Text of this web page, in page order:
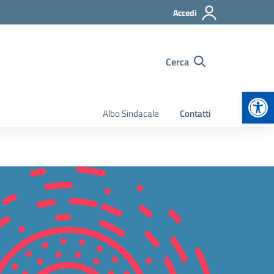
Accedi
Cerca
Albo Sindacale Contatti